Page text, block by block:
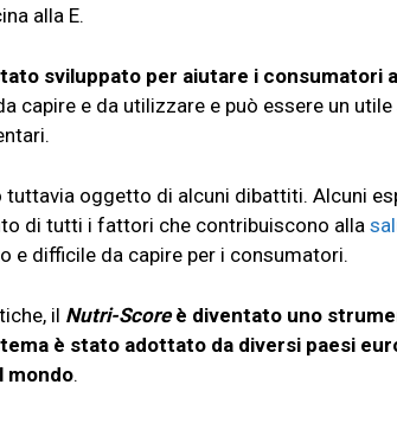
alla E.
sviluppato per aiutare i consumatori
capire e da utilizzare e può essere un
tuttavia oggetto di alcuni dibattiti. Alcuni
di tutti i fattori che contribuiscono alla
e difficile da capire per i consumatori.
il Nutri-Scoreè diventato uno
è stato adottato da diversi paesi
mondo.